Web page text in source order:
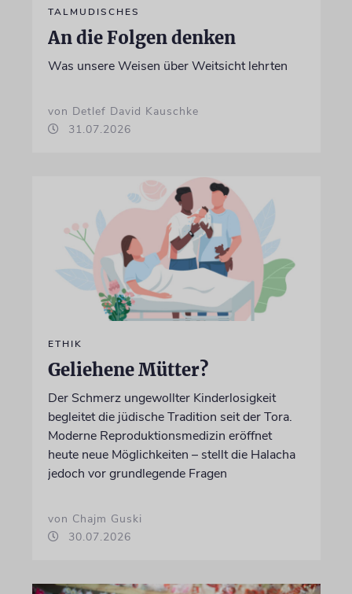
TALMUDISCHES
An die Folgen denken
Was unsere Weisen über Weitsicht lehrten
von Detlef David Kauschke
31.07.2026
ETHIK
Geliehene Mütter?
Der Schmerz ungewollter Kinderlosigkeit
begleitet die jüdische Tradition seit der Tora.
Moderne Reproduktionsmedizin eröffnet
heute neue Möglichkeiten – stellt die Halacha
jedoch vor grundlegende Fragen
von Chajm Guski
30.07.2026